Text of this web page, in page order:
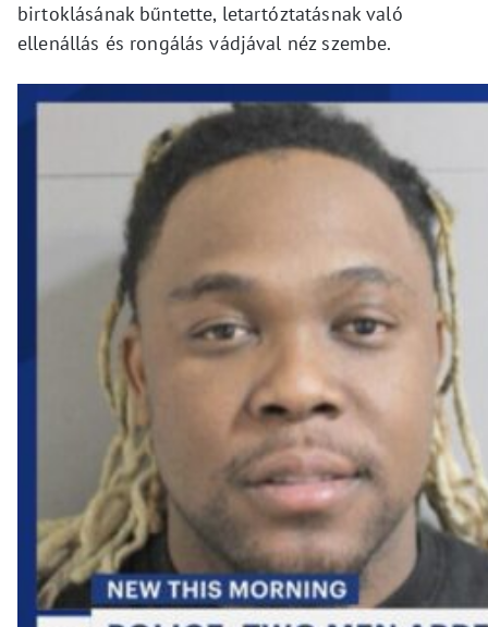
birtoklásának bűntette, letartóztatásnak való
ellenállás és rongálás vádjával néz szembe.